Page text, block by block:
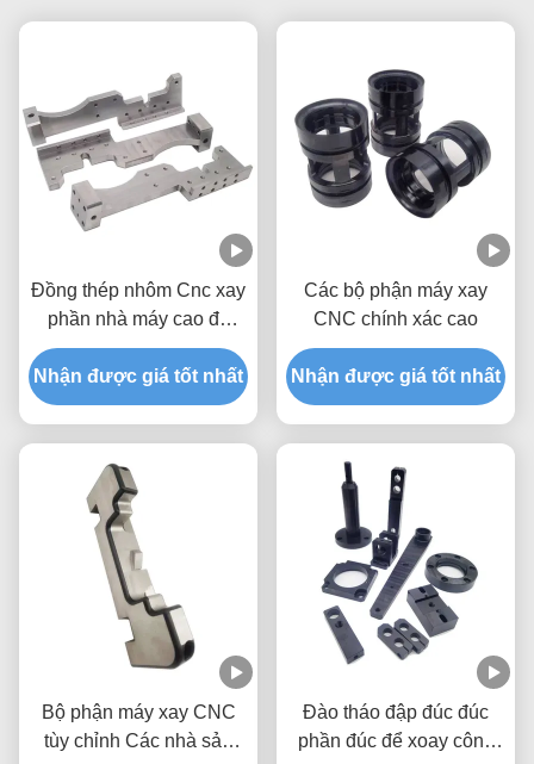
Đồng thép nhôm Cnc xay
phần nhà máy cao độ
chính xác mặc phần
Nhận được giá tốt nhất
Các bộ phận máy xay
CNC chính xác cao
Nhận được giá tốt nhất
Bộ phận máy xay CNC
tùy chỉnh Các nhà sản
Đào tháo đập đúc đúc
phần đúc để xoay công